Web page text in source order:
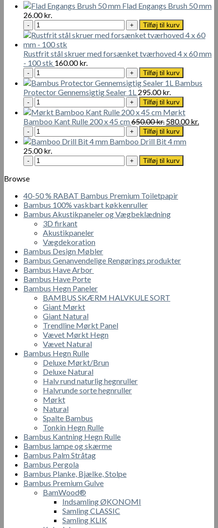
Flad Engangs Brush 50 mm
26.00kr.
Flad
Engangs
Brush
50
mm
antal
Tilføj til kurv
Rustfrit stål skruer med forsænket tværhoved 4 x 60 mm
- 100 stk 160.00kr.
Rustfrit
stål
skruer
med
forsænket
tværhoved
4
x
60
mm
-
antal
Tilføj til kurv
Bambus
Protector Gennemsigtig Sealer 1L 295.00kr.
Bambus
Protector
Gennemsigtig
Sealer
1L
antal
Tilføj til kurv
Mørkt
Bamboo Kant Rulle 200 x 45 cm650.00kr. Den
oprindelige
pris
var:
650.00 kr..
580.00kr.
Mørkt
Bamboo
Kant
Rulle
200
cm
antal
Tilføj til kurv
Bamboo Drill Bit 4 mm
25.00kr.
Bamboo
Drill
mm
antal
Tilføj til kurv
Browse
40-50 % RABAT Bambus Premium Toiletpapir
Bambus 100% vaskbart køkkenruller
Bambus Akustikpaneler og Vægbeklædning
3D firkant
Akustikpaneler
Vægdekoration
Bambus Design Møbler
Bambus Genanvendelige Rengørings produkter
Bambus Have Arbor
Bambus Have Porte
Bambus Hegn Paneler
BAMBUS SKÆRM HALVKULE SORT
Giant Mørkt
Giant Natural
Trendline Mørkt Panel
Vævet Mørkt Hegn
Vævet Natural
Bambus Hegn Rulle
Deluxe Mørkt/Brun
Deluxe Natural
Halv rund naturlig hegnruller
Halvrunde sorte hegnruller
Mørkt
Natural
Spalte Bambus
Tonkin Hegn Rulle
Bambus Kantning Hegn Rulle
Bambus lampe og skærme
Bambus Palm Stråtag
Bambus Pergola
Bambus Planke, Bjælke, Stolpe
Bambus Premium Gulve
BamWood®
Indsamling ØKONOMI
Samling CLASSIC
Samling KLIK